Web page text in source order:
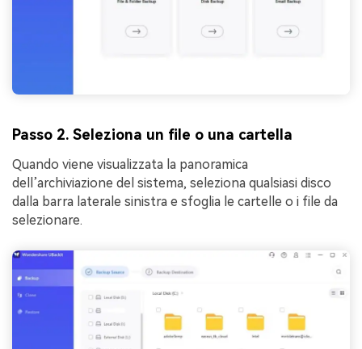
Passo 2. Seleziona un file o una cartella
Quando viene visualizzata la panoramica
dell’archiviazione del sistema, seleziona qualsiasi disco
dalla barra laterale sinistra e sfoglia le cartelle o i file da
selezionare.